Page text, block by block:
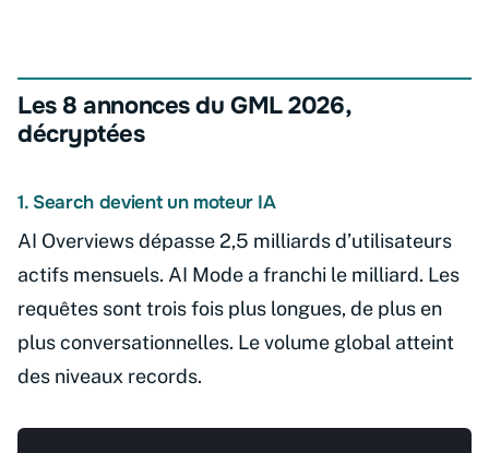
Les 8 annonces du GML 2026,
décryptées
1. Search devient un moteur IA
AI Overviews dépasse 2,5 milliards d’utilisateurs
actifs mensuels. AI Mode a franchi le milliard. Les
requêtes sont trois fois plus longues, de plus en
plus conversationnelles. Le volume global atteint
des niveaux records.